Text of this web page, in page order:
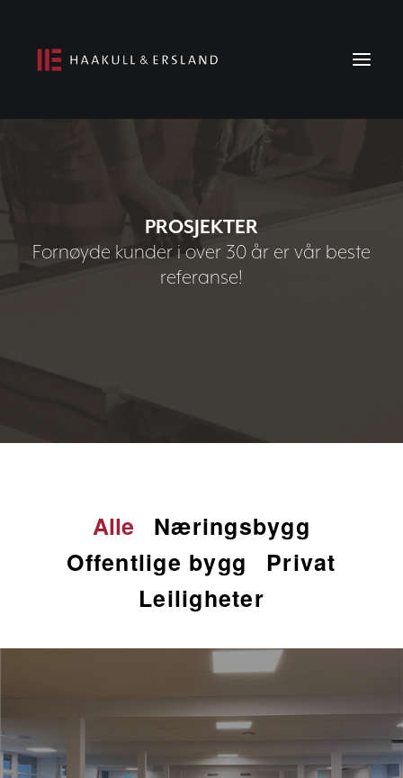
Ledige stillinger
PROSJEKTER
Fornøyde kunder i over 30 år er vår beste
referanse!
Alle
Næringsbygg
Offentlige bygg
Privat
Leiligheter